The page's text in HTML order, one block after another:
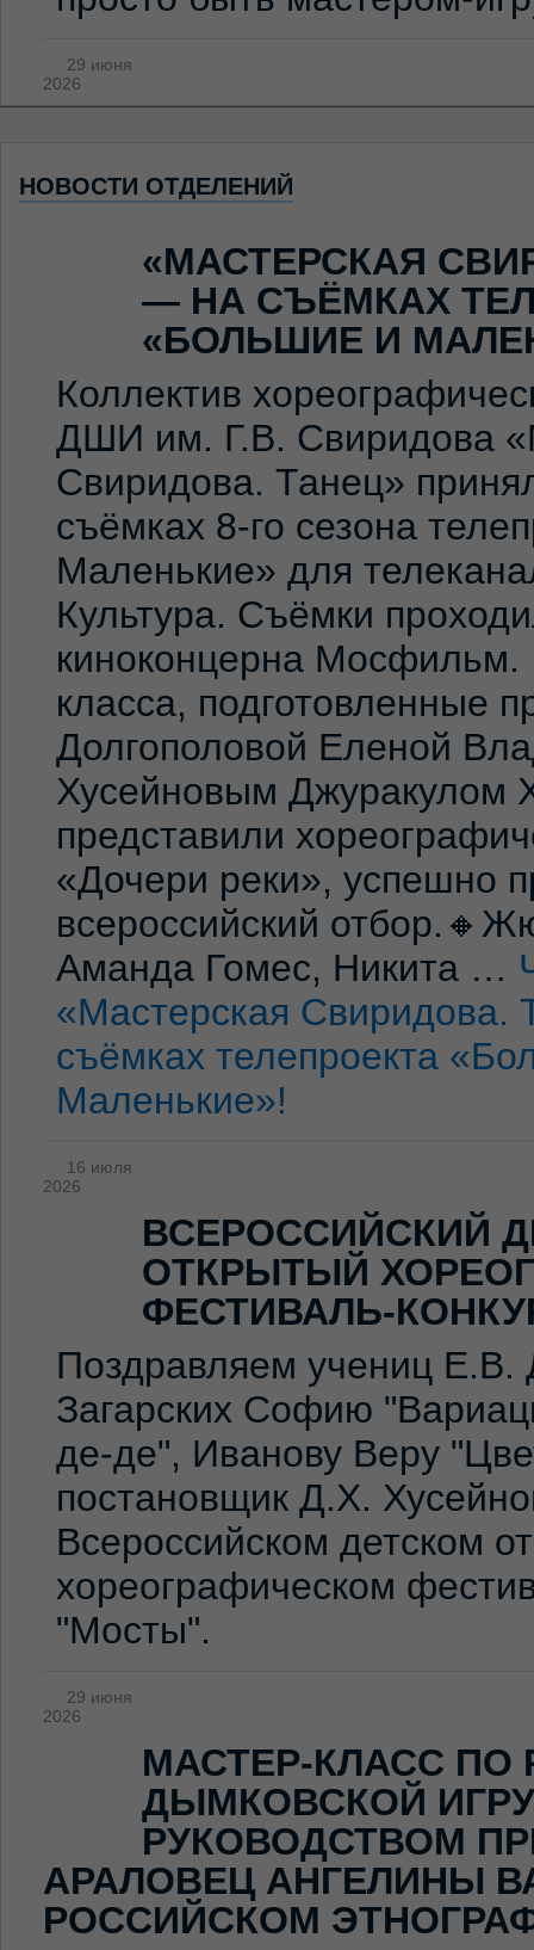
29 июня
2026
НОВОСТИ ОТДЕЛЕНИЙ
«МАСТЕРСКАЯ
— НА СЪЁМКАХ
«БОЛЬШИЕ И
Коллектив
ДШИ им. Г.В. Свиридова
Свиридова. Танец»
съёмках 8-го сезона
Маленькие» для
Культура. Съёмки
киноконцерна Мосфильм.
класса, подготовленные
Долгополовой Еленой
Хусейновым Джуракулом
представили
«Дочери реки», успешно
всероссийский
Аманда Гомес, Никита …
«Мастерская Свиридова.
съёмках телепроекта
Маленькие»!
16 июля
2026
ВСЕРОССИЙСКИЙ
ОТКРЫТЫЙ
ФЕСТИВАЛЬ-
Поздравляем учениц Е.В.
Загарских Софию
де-де", Иванову Веру
постановщик Д.Х.
Всероссийском детском
хореографическом
"Мосты".
29 июня
2026
МАСТЕР-КЛАСС ПО
ДЫМКОВСКОЙ
РУКОВОДСТВОМ
АРАЛОВЕЦ АНГЕЛИНЫ
РОССИЙСКОМ